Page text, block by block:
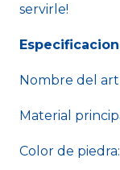
servirle!
Nombre del
Material
Color de